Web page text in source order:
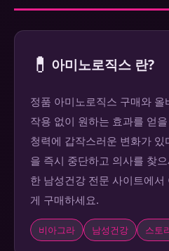
💊 아미노로직스 란?
정품 아미노로직스 구매와
작용 없이 원하는 효과를 얻
청력에 갑작스러운 변화가
을 즉시 중단하고 의사를 찾
한 남성건강 전문 사이트에
게 구매하세요.
비아그라 남성건강 스토